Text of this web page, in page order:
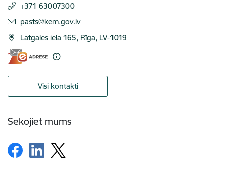
+371 63007300
E-pasts:
pasts@kem.gov.lv
Latgales iela 165, Rīga, LV-1019
Visi kontakti
Sekojiet mums